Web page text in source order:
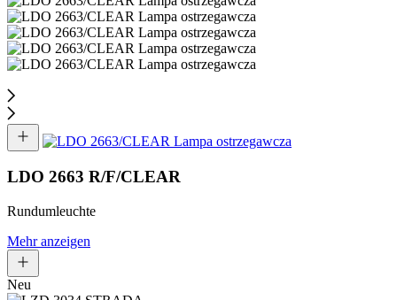
LDO 2663 R/F/CLEAR
Rundumleuchte
Mehr anzeigen
Neu